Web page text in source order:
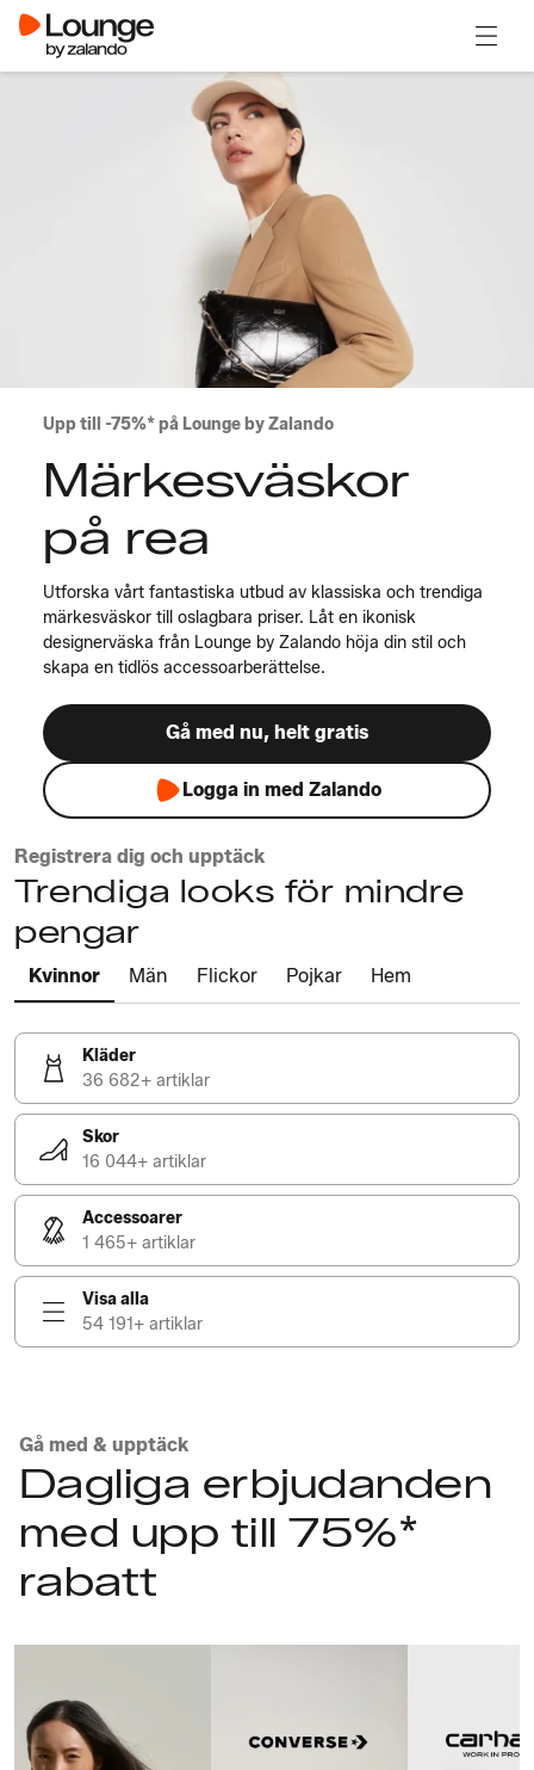
Upp till -75%* på Lounge by Zalando
Märkesväskor
på rea
Utforska vårt fantastiska utbud av klassiska och trendiga
märkesväskor till oslagbara priser. Låt en ikonisk
designerväska från Lounge by Zalando höja din stil och
skapa en tidlös accessoarberättelse.
Gå med nu, helt gratis
Logga in med Zalando
Registrera dig och upptäck
Trendiga looks för mindre
pengar
Kvinnor Män Flickor Pojkar Hem
Kläder
36 682+ artiklar
Skor
16 044+ artiklar
Accessoarer
1 465+ artiklar
Visa alla
54 191+ artiklar
Gå med & upptäck
Dagliga erbjudanden
med upp till 75%*
rabatt